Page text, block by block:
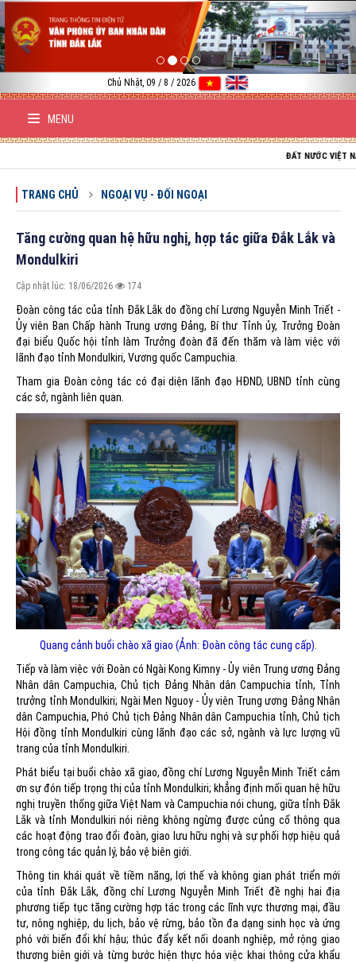
Chủ Nhật, 09 / 8 / 2026
MENU
ĐẤT NƯỚC VIỆT NAM
TRANG CHỦ NGOẠI VỤ - ĐỐI NGOẠI
Tăng cường quan hệ hữu nghị, hợp tác giữa Đắk Lắk và
Mondulkiri
Cập nhật lúc: 18/06/2026 174
Đoàn công tác của tỉnh Đắk Lắk do đồng chí Lương Nguyễn Minh Triết -
Ủy viên Ban Chấp hành Trung ương Đảng, Bí thư Tỉnh ủy, Trưởng Đoàn
đại biểu Quốc hội tỉnh làm Trưởng đoàn đã đến thăm và làm việc với
lãnh đạo tỉnh Mondulkiri, Vương quốc Campuchia.
Tham gia Đoàn công tác có đại diện lãnh đạo HĐND, UBND tỉnh cùng
các sở, ngành liên quan.
Quang cảnh buổi chào xã giao (Ảnh: Đoàn công tác cung cấp).
Tiếp và làm việc với Đoàn có Ngài Kong Kimny - Ủy viên Trung ương Đảng
Nhân dân Campuchia, Chủ tịch Đảng Nhân dân Campuchia tỉnh, Tỉnh
trưởng tỉnh Mondulkiri; Ngài Men Nguoy - Ủy viên Trung ương Đảng Nhân
dân Campuchia, Phó Chủ tịch Đảng Nhân dân Campuchia tỉnh, Chủ tịch
Hội đồng tỉnh Mondulkiri cùng lãnh đạo các sở, ngành và lực lượng vũ
trang của tỉnh Mondulkiri.
Phát biểu tại buổi chào xã giao, đồng chí Lương Nguyễn Minh Triết cảm
ơn sự đón tiếp trọng thị của tỉnh Mondulkiri; khẳng định mối quan hệ hữu
nghị truyền thống giữa Việt Nam và Campuchia nói chung, giữa tỉnh Đắk
Lắk và tỉnh Mondulkiri nói riêng không ngừng được củng cố thông qua
các hoạt động trao đổi đoàn, giao lưu hữu nghị và sự phối hợp hiệu quả
trong công tác quản lý, bảo vệ biên giới.
Thông tin khái quát về tiềm năng, lợi thế và không gian phát triển mới
của tỉnh Đắk Lắk, đồng chí Lương Nguyễn Minh Triết đề nghị hai địa
phương tiếp tục tăng cường hợp tác trong các lĩnh vực thương mại, đầu
tư, nông nghiệp, du lịch, bảo vệ rừng, bảo tồn đa dạng sinh học và ứng
phó với biến đổi khí hậu; thúc đẩy kết nối doanh nghiệp, mở rộng giao
thương biên giới và từng bước hiện thực hóa việc khai thông cửa khẩu